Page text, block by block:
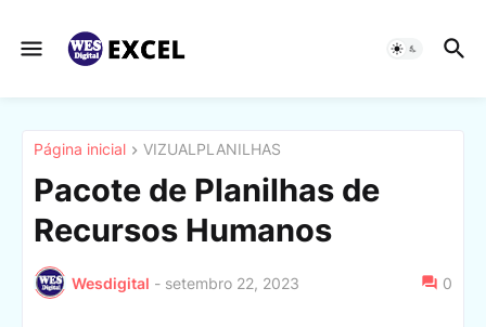
Página inicial VIZUALPLANILHAS
Pacote de Planilhas de
Recursos Humanos
Wesdigital - setembro 22, 2023 0